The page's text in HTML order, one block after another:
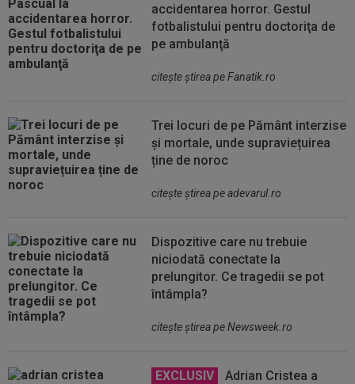
accidentarea horror. Gestul
fotbalistului pentru doctoriţa de
pe ambulanţă
citeşte ştirea pe Fanatik.ro
Trei locuri de pe Pământ interzise
și mortale, unde supraviețuirea
ține de noroc
citeşte ştirea pe adevarul.ro
Dispozitive care nu trebuie
niciodată conectate la
prelungitor. Ce tragedii se pot
întâmpla?
citeşte ştirea pe Newsweek.ro
EXCLUSIV
Adrian Cristea a